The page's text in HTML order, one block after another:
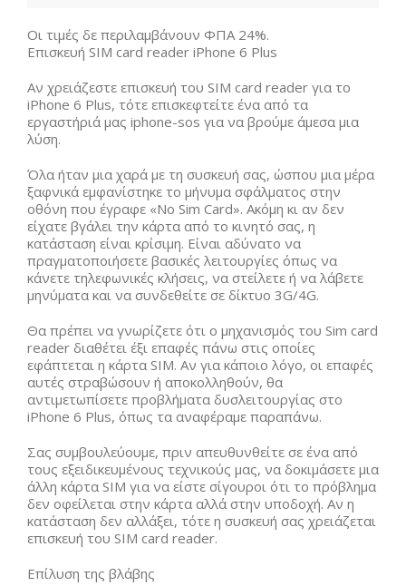
Οι τιμές δε περιλαμβάνουν ΦΠΑ 24%.
Επισκευή SIM card reader iPhone 6 Plus
Αν χρειάζεστε επισκευή του SIM card reader για το
iPhone 6 Plus, τότε επισκεφτείτε ένα από τα
εργαστήριά μας iphone-sos για να βρούμε άμεσα μια
λύση.
Όλα ήταν μια χαρά με τη συσκευή σας, ώσπου μια μέρα
ξαφνικά εμφανίστηκε το μήνυμα σφάλματος στην
οθόνη που έγραφε «No Sim Card». Ακόμη κι αν δεν
είχατε βγάλει την κάρτα από το κινητό σας, η
κατάσταση είναι κρίσιμη. Είναι αδύνατο να
πραγματοποιήσετε βασικές λειτουργίες όπως να
κάνετε τηλεφωνικές κλήσεις, να στείλετε ή να λάβετε
μηνύματα και να συνδεθείτε σε δίκτυο 3G/4G.
Θα πρέπει να γνωρίζετε ότι ο μηχανισμός του Sim card
reader διαθέτει έξι επαφές πάνω στις οποίες
εφάπτεται η κάρτα SIM. Αν για κάποιο λόγο, οι επαφές
αυτές στραβώσουν ή αποκολληθούν, θα
αντιμετωπίσετε προβλήματα δυσλειτουργίας στο
iPhone 6 Plus, όπως τα αναφέραμε παραπάνω.
Σας συμβουλεύουμε, πριν απευθυνθείτε σε ένα από
τους εξειδικευμένους τεχνικούς μας, να δοκιμάσετε μια
άλλη κάρτα SIM για να είστε σίγουροι ότι το πρόβλημα
δεν οφείλεται στην κάρτα αλλά στην υποδοχή. Αν η
κατάσταση δεν αλλάξει, τότε η συσκευή σας χρειάζεται
επισκευή του SIM card reader.
Επίλυση της βλάβης